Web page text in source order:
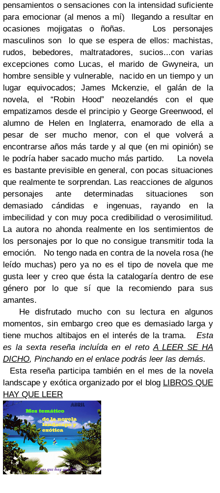
pensamientos o sensaciones con la intensidad suficiente
para emocionar (al menos a mí) llegando a resultar en
ocasiones mojigatas o ñoñas.
Los personajes
masculinos son lo que se espera de ellos: machistas,
rudos, bebedores, maltratadores, sucios...con varias
excepciones como Lucas, el marido de Gwyneira, un
hombre sensible y vulnerable, nacido en un tiempo y un
lugar equivocados; James Mckenzie, el galán de la
novela, el “Robin Hood” neozelandés con el que
empatizamos desde el principio y George Greenwood, el
alumno de Helen en Inglaterra, enamorado de ella a
pesar de ser mucho menor, con el que volverá a
encontrarse años más tarde y al que (en mi opinión) se
le podría haber sacado mucho más partido.
La novela
es bastante previsible en general, con pocas situaciones
que realmente te sorprendan. Las reacciones de algunos
personajes ante determinadas situaciones son
demasiado cándidas e ingenuas, rayando en la
imbecilidad y con muy poca credibilidad o verosimilitud.
La autora no ahonda realmente en los sentimientos de
los personajes por lo que no consigue transmitir toda la
emoción. No tengo nada en contra de la novela rosa (he
leído muchas) pero ya no es el tipo de novela que me
gusta leer y creo que ésta la catalogaría dentro de ese
género por lo que sí que la recomiendo para sus
amantes.
He disfrutado mucho con su lectura en algunos
momentos, sin embargo creo que es demasiado larga y
tiene muchos altibajos en el interés de la trama.
Esta
es la sexta reseña incluída en el retoA LEER SE HA
DICHO, Pinchando en el enlace podrás leer las demás.
Esta reseña participa también en el mes de la novela
landscape y exótica organizado por el blog LIBROS QUE
HAY QUE LEER